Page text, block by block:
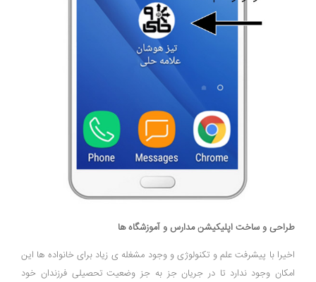
طراحی و ساخت اپلیکیشن مدارس و آموزشگاه ها
اخیرا با پیشرفت علم و تکنولوژی و وجود مشغله ی زیاد برای خانواده ها این
امکان وجود ندارد تا در جریان جز به جز وضعیت تحصیلی فرزندان خود